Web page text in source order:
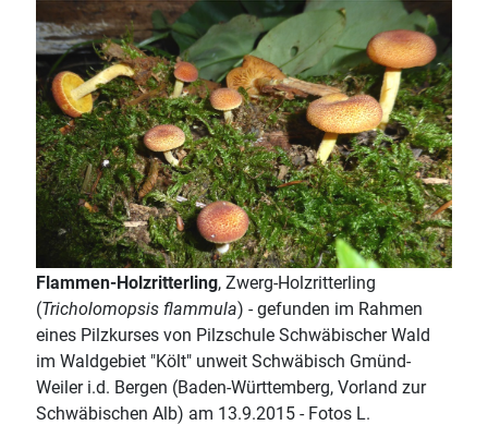
Flammen-Holzritterling, Zwerg-Holzritterling
(Tricholomopsis flammula) - gefunden im Rahmen
eines Pilzkurses von Pilzschule Schwäbischer Wald
im Waldgebiet "Költ" unweit Schwäbisch Gmünd-
Weiler i.d. Bergen (Baden-Württemberg, Vorland zur
Schwäbischen Alb) am 13.9.2015 - Fotos L.